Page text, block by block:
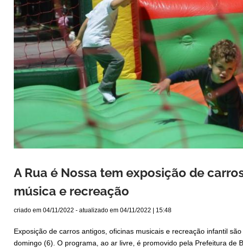
A Rua é Nossa tem exposição de
música e recreação
criado em 04/11/2022 - atualizado em 04/11/2022 | 15:48
Exposição de carros antigos, oficinas musicais e recreação infantil
domingo (6). O programa, ao ar livre, é promovido pela Prefeitura de